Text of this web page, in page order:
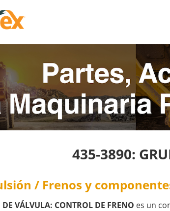
435-3890:
/ Frenos y
VÁLVULA: CONTROL DE FRENO es un